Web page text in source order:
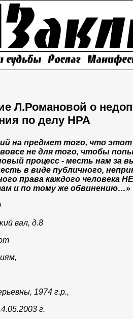
Л.Романовой о
по делу НРА
на предмет того, что
не для того, чтобы
процесс - месть нам за
в виде публичного,
права каждого
и по тому же обвинению…»
вал, д.8
1974 г.р.,
г.